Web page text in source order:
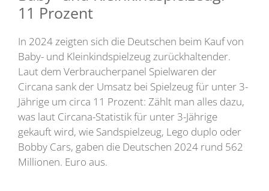
11 Prozent
In 2024 zeigten sich die Deutschen beim Kauf von
Baby- und Kleinkindspielzeug zurückhaltender.
Laut dem Verbraucherpanel Spielwaren der
Circana sank der Umsatz bei Spielzeug für unter 3-
Jährige um circa 11 Prozent: Zählt man alles dazu,
was laut Circana-Statistik für unter 3-Jährige
gekauft wird, wie Sandspielzeug, Lego duplo oder
Bobby Cars, gaben die Deutschen 2024 rund 562
Millionen. Euro aus.